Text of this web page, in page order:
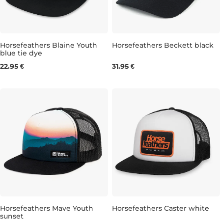
Horsefeathers Blaine Youth
blue tie dye
22.95 €
Horsefeathers Beckett black
31.95 €
Horsefeathers Mave Youth
sunset
Horsefeathers Caster white